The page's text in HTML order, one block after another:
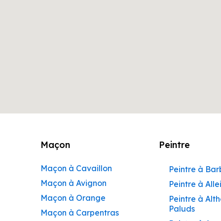
Maçon
Maçon à Cavaillon
Maçon à Avignon
Maçon à Orange
Maçon à Carpentras
Peintre
Peintre à
Peintre à
Peintre à
Paluds